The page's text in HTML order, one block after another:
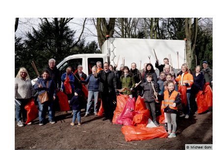
© Michael Gohl